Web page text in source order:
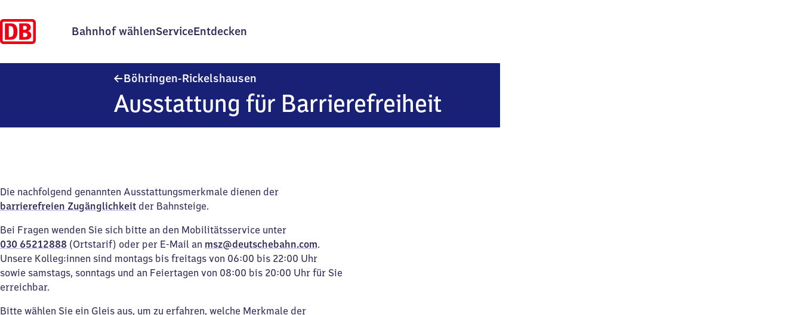
Bahnhof wählenServiceEntdecken
Böhringen-Rickelshausen
Ausstattung für Barrierefreiheit
Die nachfolgend genannten Ausstattungsmerkmale dienen der
barrierefreien Zugänglichkeit der Bahnsteige.
Bei Fragen wenden Sie sich bitte an den Mobilitätsservice unter
030 65212888 (Ortstarif) oder per E-Mail an msz@deutschebahn.com.
Unsere Kolleg:innen sind montags bis freitags von 06:00 bis 22:00 Uhr
sowie samstags, sonntags und an Feiertagen von 08:00 bis 20:00 Uhr für Sie
erreichbar.
Bitte wählen Sie ein Gleis aus, um zu erfahren, welche Merkmale der